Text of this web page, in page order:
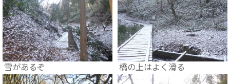
雪があるぞ 橋の上はよく滑る